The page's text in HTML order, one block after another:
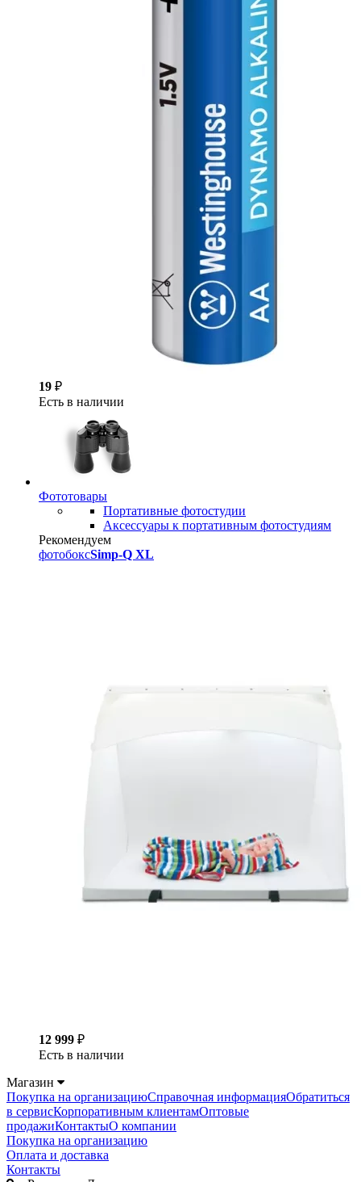
19 ₽
Есть в наличии
Фототовары
Портативные фотостудии
Аксессуары к портативным фотостудиям
Рекомендуем
фотобоксSimp-Q XL
12 999 ₽
Есть в наличии
Магазин
Покупка на организациюСправочная информацияОбратиться
в сервисКорпоративным клиентамОптовые
продажиКонтактыО компании
Покупка на организацию
Оплата и доставка
Контакты